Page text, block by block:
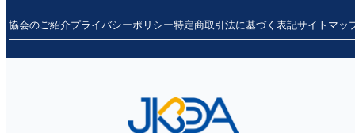
ビ
ゲ
協会のご紹介プライバシーポリシー特定商取引法に基づく表記サイトマッ